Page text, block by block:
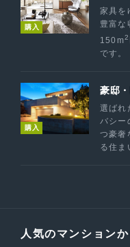
購入
家具を
豊富な
150m2
です。
購入
豪邸
選ばれ
バシー
つ豪奢
る住ま
人気のマンション